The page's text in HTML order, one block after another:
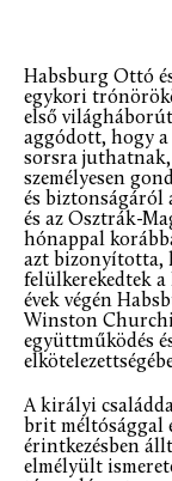
Habsburg Ottó
egykori
első
aggódott, hogy
sorsra
személyesen
és biztonságáról
és az Osztrák-
hónappal
azt bizonyította,
felülkerekedtek a
évek végén
Winston
együttműködés
A királyi
brit méltósággal
érintkezésben
elmélyült